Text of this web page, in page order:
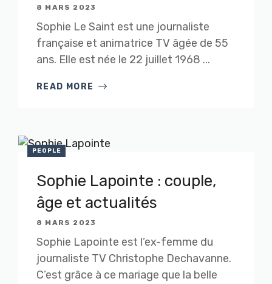
8 MARS 2023
Sophie Le Saint est une journaliste
française et animatrice TV âgée de 55
ans. Elle est née le 22 juillet 1968 ...
READ MORE
PEOPLE
Sophie Lapointe : couple,
âge et actualités
8 MARS 2023
Sophie Lapointe est l’ex-femme du
journaliste TV Christophe Dechavanne.
C’est grâce à ce mariage que la belle